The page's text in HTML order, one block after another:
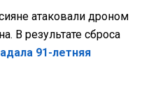
атаковали дроном
В результате сброса
91-летняя